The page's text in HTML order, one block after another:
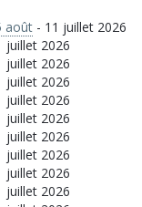
août - 11 juillet 2026
juillet 2026
juillet 2026
juillet 2026
juillet 2026
juillet 2026
juillet 2026
juillet 2026
juillet 2026
juillet 2026